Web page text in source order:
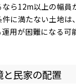
ら12m以上の幅員
に満たない土地は
用が困難になる可
と民家の配置